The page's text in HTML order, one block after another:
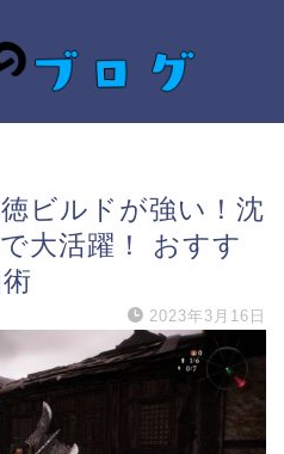
ビルドが強い！沈
大活躍！ おすす
2023年3月16日